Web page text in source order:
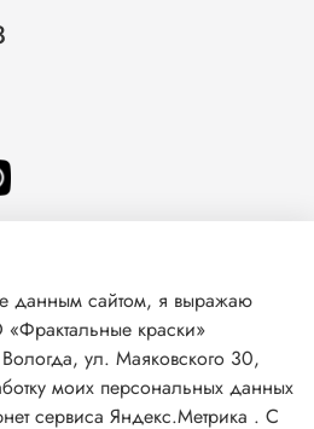
данным сайтом, я выражаю
краски»
ул. Маяковского 30,
моих персональных данных
сервиса Яндекс.Метрика . С